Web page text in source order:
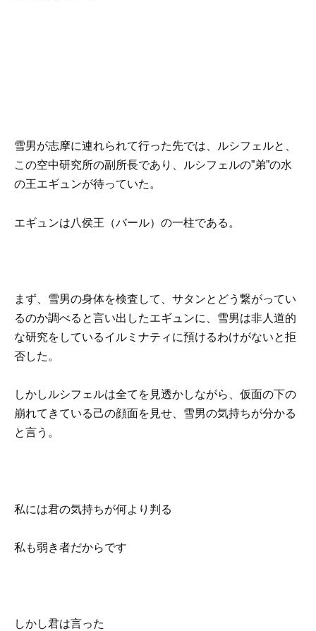
雪男が志摩に連れられて行った先では、ルシフェルと、
この空中研究所の副所長であり、ルシフェルの”弟”の水
の王エギュンが待っていた。
エギュンは八侯王（バール）の一柱である。
まず、雪男の身体を検査して、サタンとどう繋がってい
るのか調べると言い出したエギュンに、雪男は非人道的
な研究をしているイルミナティに預けるわけがないと拒
否した。
しかしルシフェルは全てを見透かしながら、仮面の下の
崩れてきている己の顔面を見せ、雪男の気持ちが分かる
と言う。
私には君の気持ちが何より判る
私も弱き者だからです
しかし君は言った